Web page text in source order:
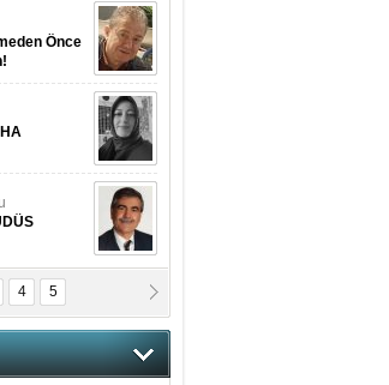
Önce
4 5